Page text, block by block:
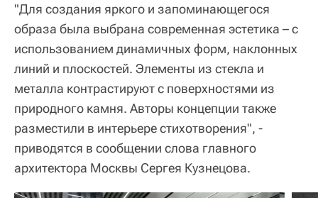
"Для создания яркого и запоминающегося
образа была выбрана современная эстетика – с
использованием динамичных форм, наклонных
линий и плоскостей. Элементы из стекла и
металла контрастируют с поверхностями из
природного камня. Авторы концепции также
разместили в интерьере стихотворения", -
приводятся в сообщении слова главного
архитектора Москвы Сергея Кузнецова.